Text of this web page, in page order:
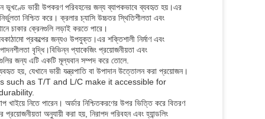
ভূখণ্ডে ভারী উপকরণ পরিবহনের জন্য ব্যাপকভাবে ব্যবহৃত হয়।এর
নিশ্চিত করে। ক্রলার চ্যাসি উচ্চতর স্থিতিশীলতা এবং
চাকার ক্রেনগুলি লড়াই করতে পারে।
প্রকল্পের জন্যও উপযুক্ত।এর শক্তিশালী নির্মাণ এবং
বৃদ্ধি।বিভিন্ন প্যাকেজিং প্রয়োজনীয়তা এবং
জন্য এটি একটি মূল্যবান সম্পদ করে তোলে.
হয়, যেখানে ভারী যন্ত্রপাতি বা উপাদান উত্তোলন করা প্রয়োজন।
such as T/T and L/C make it accessible for
খাইয়ে নিতে পারেন। অর্ডার নিশ্চিতকরণের উপর ভিত্তি করে বিতরণ
অনুযায়ী করা হয়, নিরাপদ পরিবহন এবং হ্যান্ডলিং